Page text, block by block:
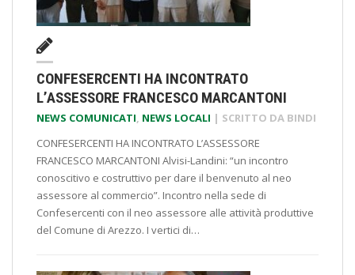
CONFESERCENTI HA INCONTRATO
L’ASSESSORE FRANCESCO MARCANTONI
NEWS COMUNICATI, NEWS LOCALI | SCRITTO DA BINDI
CONFESERCENTI HA INCONTRATO L’ASSESSORE
FRANCESCO MARCANTONI Alvisi-Landini: “un incontro
conoscitivo e costruttivo per dare il benvenuto al neo
assessore al commercio”. Incontro nella sede di
Confesercenti con il neo assessore alle attività produttive
del Comune di Arezzo. I vertici di…